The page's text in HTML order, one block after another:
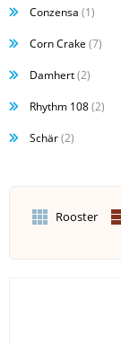
Conzensa (1)
Corn Crake (7)
Damhert(2)
Rhythm 108(2)
Schär(2)
Rooster